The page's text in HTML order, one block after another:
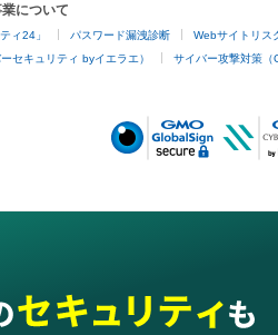
There is 1 note (ex.
5 notes (ex. bar 23),
12 notes (ex. bars 1,
The tail of the last
- In case the length
length (f.e. 「23-5」「
referred to as the
Gentosha Inc. In
Under such terms
not limited to
Contents, Ryuichi
those who
について
ィ24」 パスワード漏洩診断 Webサイトリス
セキュリティ byイエラエ） サイバー攻撃対策（